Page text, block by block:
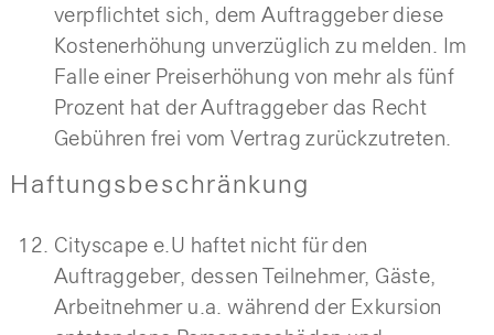
verpflichtet sich, dem Auftraggeber diese
Kostenerhöhung unverzüglich zu melden. Im
Falle einer Preiserhöhung von mehr als fünf
Prozent hat der Auftraggeber das Recht
Gebühren frei vom Vertrag zurückzutreten.
Haftungsbeschränkung
Cityscape e.U haftet nicht für den
Auftraggeber, dessen Teilnehmer, Gäste,
Arbeitnehmer u.a. während der Exkursion